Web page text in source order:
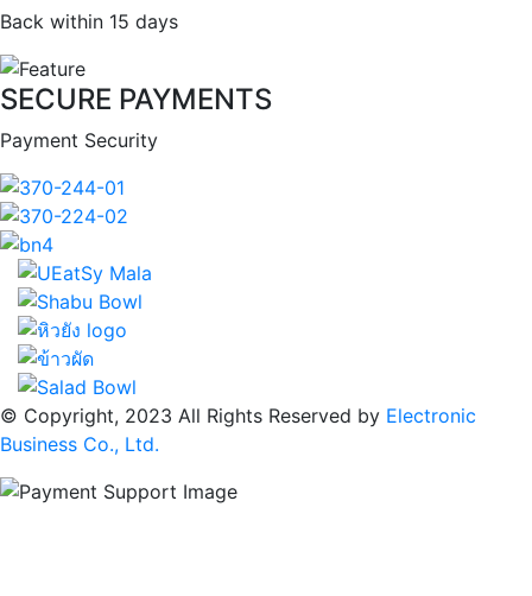
Back within 15 days
SECURE PAYMENTS
Payment Security
© Copyright, 2023 All Rights Reserved by Electronic
Business Co., Ltd.